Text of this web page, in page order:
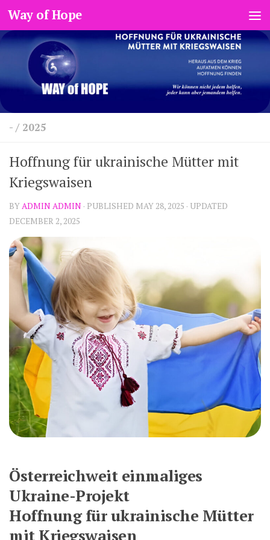
Skip to content
Way of Hope
- / 2025
Hoffnung für ukrainische Mütter mit
Kriegswaisen
BY ADMIN ADMIN · PUBLISHED MAY 28, 2025 · UPDATED
DECEMBER 2, 2025
Österreichweit einmaliges
Ukraine-Projekt
Hoffnung für ukrainische Mütter
mit Kriegswaisen